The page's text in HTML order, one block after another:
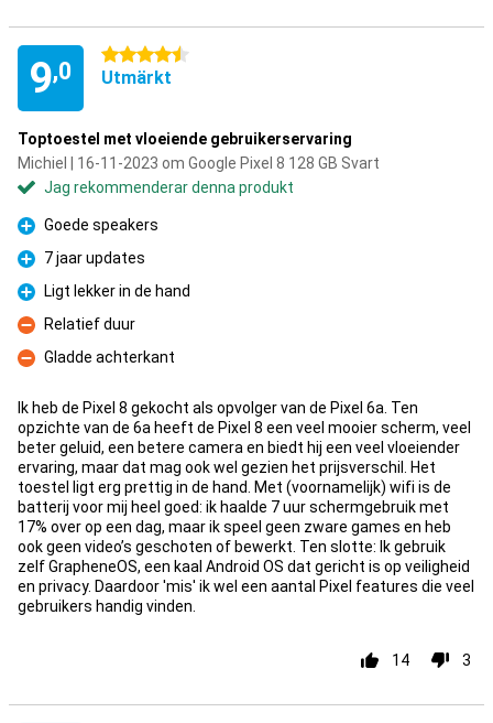
9,0
4.5 stjärnor
Utmärkt
Toptoestel met vloeiende gebruikerservaring
Michiel | 16-11-2023 om Google Pixel 8 128 GB Svart
Jag rekommenderar denna produkt
Fördelar
Goede speakers
Fördelar
7 jaar updates
Fördelar
Ligt lekker in de hand
Nackdelar
Relatief duur
Nackdelar
Gladde achterkant
Ik heb de Pixel 8 gekocht als opvolger van de Pixel 6a. Ten
opzichte van de 6a heeft de Pixel 8 een veel mooier scherm, veel
beter geluid, een betere camera en biedt hij een veel vloeiender
ervaring, maar dat mag ook wel gezien het prijsverschil. Het
toestel ligt erg prettig in de hand. Met (voornamelijk) wifi is de
batterij voor mij heel goed: ik haalde 7 uur schermgebruik met
17% over op een dag, maar ik speel geen zware games en heb
ook geen video’s geschoten of bewerkt. Ten slotte: Ik gebruik
zelf GrapheneOS, een kaal Android OS dat gericht is op veiligheid
en privacy. Daardoor 'mis' ik wel een aantal Pixel features die veel
gebruikers handig vinden.
14 3